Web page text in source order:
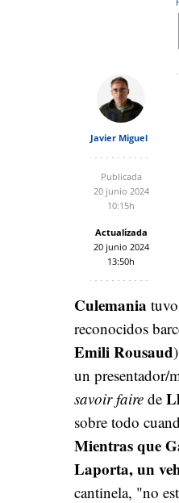
Javier Miguel
Publicada
20 junio 2024
10:15h
Actualizada
20 junio 2024
13:50h
Culemania
reconocidos
Emili Rousaud
un presentador/
savoir faire de
sobre todo
Mientras que
Laporta, un
cantinela, "no